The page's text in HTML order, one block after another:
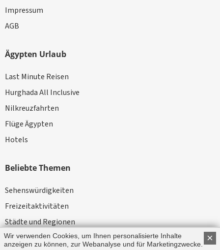
Impressum
AGB
Ägypten Urlaub
Last Minute Reisen
Hurghada All Inclusive
Nilkreuzfahrten
Flüge Ägypten
Hotels
Beliebte Themen
Sehenswürdigkeiten
Freizeitaktivitäten
Städte und Regionen
Kameltouren
×
Wir verwenden Cookies, um Ihnen personalisierte Inhalte
anzeigen zu können, zur Webanalyse und für Marketingzwecke.